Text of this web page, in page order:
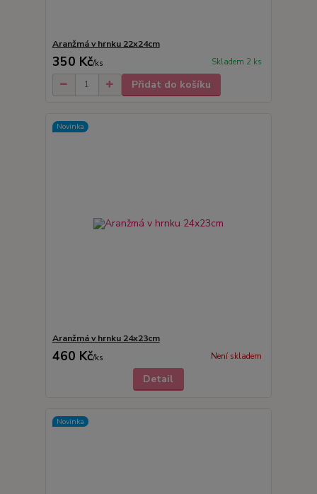
Aranžmá v hrnku 22x24cm
350 Kč/ks Skladem 2 ks
Přidat do košíku
Novinka
Aranžmá v hrnku 24x23cm
460 Kč/ks Není skladem
Detail
Novinka